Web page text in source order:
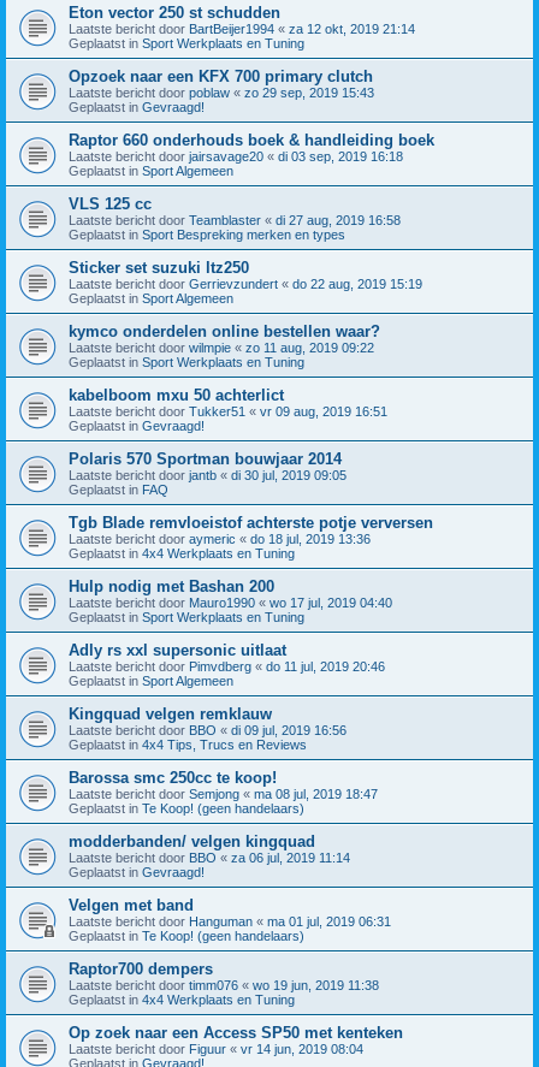
Eton vector 250 st schudden
Laatste bericht door BartBeijer1994 « za 12 okt, 2019 21:14
Geplaatst in Sport Werkplaats en Tuning
Opzoek naar een KFX 700 primary clutch
Laatste bericht door poblaw « zo 29 sep, 2019 15:43
Geplaatst in Gevraagd!
Raptor 660 onderhouds boek & handleiding boek
Laatste bericht door jairsavage20 « di 03 sep, 2019 16:18
Geplaatst in Sport Algemeen
VLS 125 cc
Laatste bericht door Teamblaster « di 27 aug, 2019 16:58
Geplaatst in Sport Bespreking merken en types
Sticker set suzuki ltz250
Laatste bericht door Gerrievzundert « do 22 aug, 2019 15:19
Geplaatst in Sport Algemeen
kymco onderdelen online bestellen waar?
Laatste bericht door wilmpie « zo 11 aug, 2019 09:22
Geplaatst in Sport Werkplaats en Tuning
kabelboom mxu 50 achterlict
Laatste bericht door Tukker51 « vr 09 aug, 2019 16:51
Geplaatst in Gevraagd!
Polaris 570 Sportman bouwjaar 2014
Laatste bericht door jantb « di 30 jul, 2019 09:05
Geplaatst in FAQ
Tgb Blade remvloeistof achterste potje verversen
Laatste bericht door aymeric « do 18 jul, 2019 13:36
Geplaatst in 4x4 Werkplaats en Tuning
Hulp nodig met Bashan 200
Laatste bericht door Mauro1990 « wo 17 jul, 2019 04:40
Geplaatst in Sport Werkplaats en Tuning
Adly rs xxl supersonic uitlaat
Laatste bericht door Pimvdberg « do 11 jul, 2019 20:46
Geplaatst in Sport Algemeen
Kingquad velgen remklauw
Laatste bericht door BBO « di 09 jul, 2019 16:56
Geplaatst in 4x4 Tips, Trucs en Reviews
Barossa smc 250cc te koop!
Laatste bericht door Semjong « ma 08 jul, 2019 18:47
Geplaatst in Te Koop! (geen handelaars)
modderbanden/ velgen kingquad
Laatste bericht door BBO « za 06 jul, 2019 11:14
Geplaatst in Gevraagd!
Velgen met band
Laatste bericht door Hanguman « ma 01 jul, 2019 06:31
Geplaatst in Te Koop! (geen handelaars)
Raptor700 dempers
Laatste bericht door timm076 « wo 19 jun, 2019 11:38
Geplaatst in 4x4 Werkplaats en Tuning
Op zoek naar een Access SP50 met kenteken
Laatste bericht door Figuur « vr 14 jun, 2019 08:04
Geplaatst in Gevraagd!